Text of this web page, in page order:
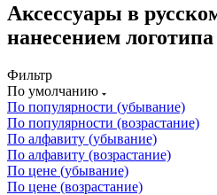
Аксессуары в
нанесением логотипа
Фильтр
По умолчанию
По популярности (убывание)
По популярности (возрастание)
По алфавиту (убывание)
По алфавиту (возрастание)
По цене (убывание)
По цене (возрастание)